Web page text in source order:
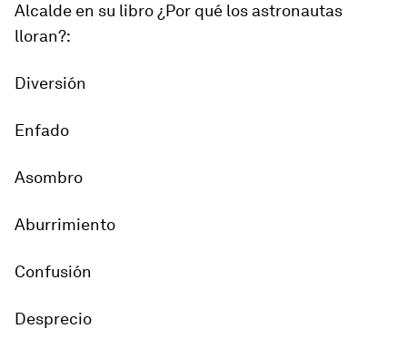
Alcalde en su libro ¿Por qué los astronautas
lloran?:
Diversión
Enfado
Asombro
Aburrimiento
Confusión
Desprecio